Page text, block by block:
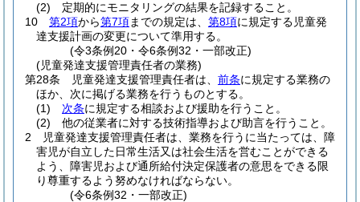
(2)
定期的にモニタリングの結果を記録すること。
10
第2項から第7項までの規定は、 第8項に規定する児童発
達支援計画の変更について準用する。
(令3条例20・令6条例32・一部改正)
(児童発達支援管理責任者の業務)
第28条
児童発達支援管理責任者は、 前条に規定する業務の
ほか、次に掲げる業務を行うものとする。
(1)
次条に規定する相談および援助を行うこと。
(2)
他の従業者に対する技術指導および助言を行うこと。
2
児童発達支援管理責任者は、業務を行うに当たっては、障
害児が自立した日常生活又は社会生活を営むことができる
よう、障害児および通所給付決定保護者の意思をできる限
り尊重するよう努めなければならない。
(令6条例32・一部改正)